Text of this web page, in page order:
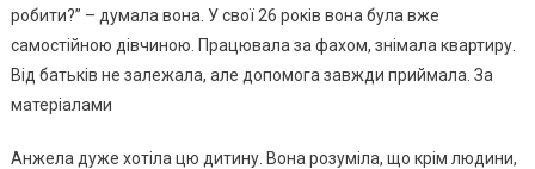
робити?” – думала вона. У свої 26 років вона була вже
самостійною дівчиною. Працювала за фахом, знімала квартиру.
Від батьків не залежала, але допомога завжди приймала. За
матеріалами
Анжела дуже хотіла цю дитину. Вона розуміла, що крім людини,